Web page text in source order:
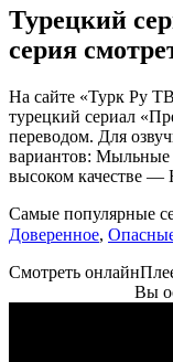
Турецкий
серия
На сайте «Турк Ру
турецкий сериал
переводом. Для
вариантов: Мыльные
высоком качестве —
Самые популярные
Доверенное,
Смотреть онлайн
Вы